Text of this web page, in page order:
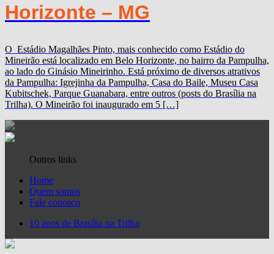
Horizonte – MG
O Estádio Magalhães Pinto, mais conhecido como Estádio do
Mineirão está localizado em Belo Horizonte, no bairro da Pampulha,
ao lado do Ginásio Mineirinho. Está próximo de diversos atrativos
da Pampulha: Igrejinha da Pampulha, Casa do Baile, Museu Casa
Kubitschek, Parque Guanabara, entre outros (posts do Brasília na
Trilha). O Mineirão foi inaugurado em 5 […]
Outros links
Home
Quem somos
Fale conosco
10 anos de Brasília na Trilha